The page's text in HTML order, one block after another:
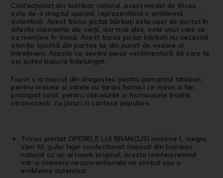
Confecționat din bumbac natural, acest model de tricou
este de-a dreptul special, reprezentând o emblemă
autentică. Acest tricou pictat bărbați este ușor de purtat în
diferite momente ale vieții, dar mai ales, este unul care se
va menține în trend. Acest tricou pictat bărbați nu necesită
atenție sporită din partea ta, din punct de vedere al
întreținerii. Acesta va deveni piesa vestimentară de care te
vei putea bucura îndelungat.
Fuyor s-a nascut din dragostea pentru pamantul strabun,
pentru orasele si satele cu tarani harnici ce miros a fan
proaspat cosit, pentru obiceiurile si frumoasele traditii
stramosesti, cu jocuri si cantece populare.
Tricou printat OPERELE LUI BRANCUSI marime L, negru,
slim fit, guler lejer confectionat manual din bumbac
natural cu un artwork original, acesta reinterpretand
intr-o maniera neconventionala un simbol sau o
emblema autentica.